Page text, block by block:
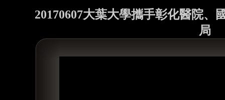
20170607大葉大學攜手彰化醫院、
局